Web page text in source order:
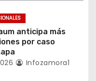
anticipa más
por caso
Infozamora1